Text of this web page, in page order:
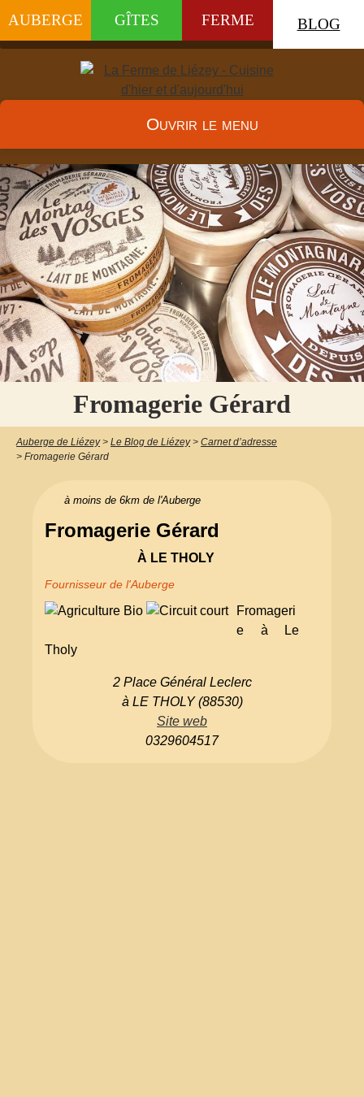
AUBERGE GÎTES FERME BLOG
Ouvrir le menu
Fromagerie Gérard
Auberge de Liézey > Le Blog de Liézey > Carnet d’adresse
> Fromagerie Gérard
Fromagerie Gérard
À LE THOLY
Fournisseur de l'Auberge
Fromageri
e à Le
Tholy
à moins de 6km de l'Auberge
2 Place Général Leclerc
à LE THOLY (88530)
Site web
0329604517